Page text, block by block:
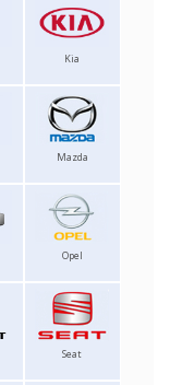
Kia
Mazda
Opel
Seat